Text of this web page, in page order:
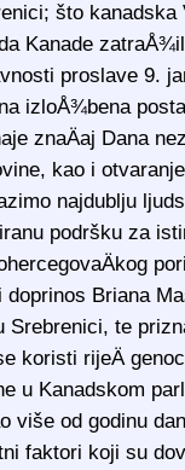
što
Kanade
proslave 9.
izloÅ¾bena
znaÄaj Dana
kao i
najdublju
podršku za
doprinos Briana
te
koristi rijeÄ
u Kanadskom
više od godinu
faktori koji su